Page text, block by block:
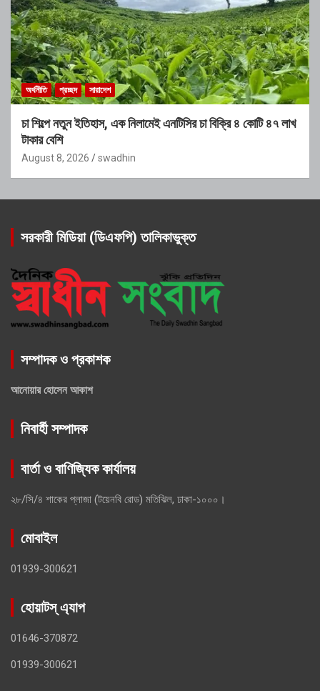
অর্থনীতি প্রচ্ছদ সারাদেশ
চা শিল্পে নতুন ইতিহাস, এক নিলামেই এনটিসির চা বিক্রি ৪ কোটি ৪৭ লাখ
টাকার বেশি
August 8, 2026 swadhin
সরকারী মিডিয়া (ডিএফপি) তালিকাভুক্ত
সম্পাদক ও প্রকাশক
আনোয়ার হোসেন আকাশ
নিবার্হী সম্পাদক
বার্তা ও বাণিজ্যিক কার্যালয়
২৮/সি/৪ শাকের প্লাজা (টয়েনবি রোড) মতিঝিল, ঢাকা-১০০০।
মোবাইল
01939-300621
হোয়াটস্ এ্যাপ
01646-370872
01939-300621